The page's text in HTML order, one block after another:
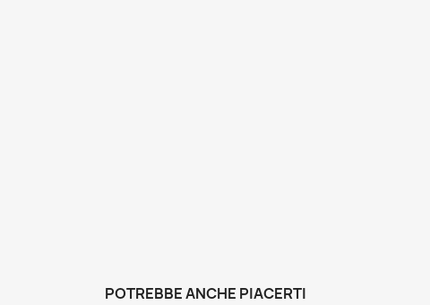
POTREBBE ANCHE PIACERTI